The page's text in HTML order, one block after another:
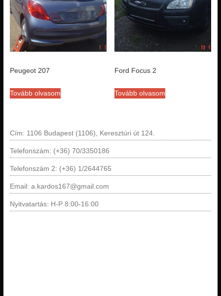
Peugeot 207
Tovább olvasom
Ford Focus 2
Tovább olvasom
Cím: 1106 Budapest (1106), Keresztúri út 124.
Telefonszám: (+36) 70/3350186
Telefonszám 2: (+36) 1/2644765
Email: a.kardos167@gmail.com
Nyitvatartás: H-P 8:00-16:00